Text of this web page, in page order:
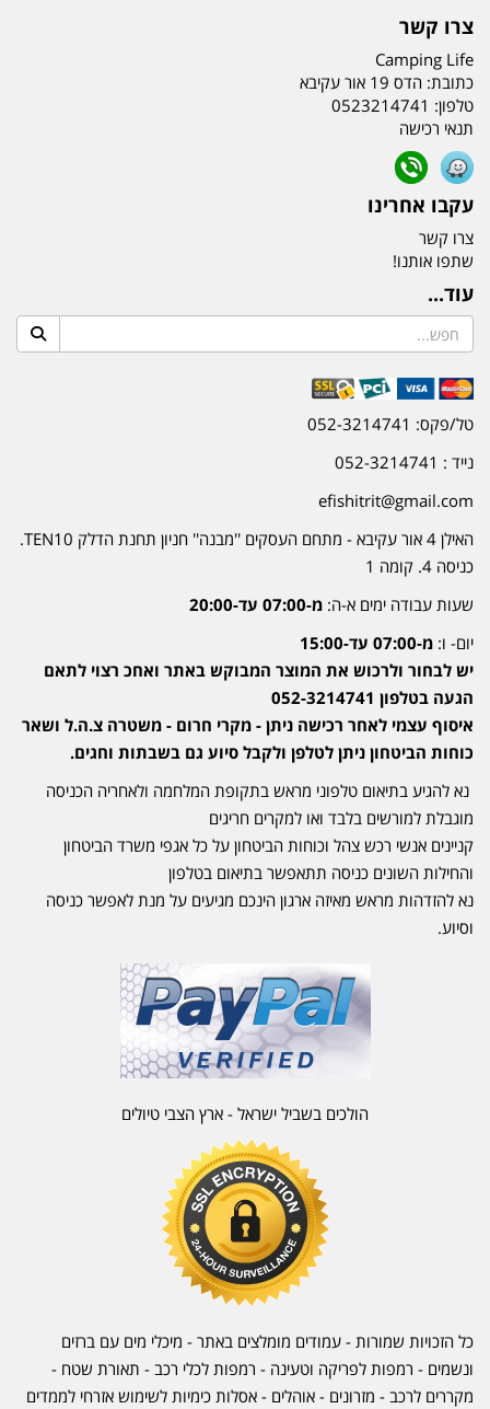
צרו קשר
Camping Life
כתובת: הדס 19 אור עקיבא
טלפון: 0523214741
תנאי רכישה
עקבו אחרינו
צרו קשר
שתפו אותנו!
עוד...
טל/פקס: 052-3214741
נייד : 052-3214741
efishitrit@gmail.com
האילן 4 אור עקיבא - מתחם העסקים ''מבנה'' חניון תחנת הדלק TEN10.
כניסה 4. קומה 1
שעות עבודה ימים א-ה: מ-07:00 עד-20:00
יום- ו: מ-07:00 עד-15:00
יש לבחור ולרכוש את המוצר המבוקש באתר ואחכ רצוי לתאם
הגעה בטלפון 052-3214741
איסוף עצמי לאחר רכישה ניתן - מקרי חרום - משטרה צ.ה.ל ושאר
כוחות הביטחון ניתן לטלפן ולקבל סיוע גם בשבתות וחגים.
נא להגיע בתיאום טלפוני מראש בתקופת המלחמה ולאחריה הכניסה
מוגבלת למורשים בלבד ואו למקרים חריגים
קניינים אנשי רכש צהל וכוחות הביטחון על כל אגפי משרד הביטחון
והחילות השונים כניסה תתאפשר בתיאום בטלפון
נא להזדהות מראש מאיזה ארגון הינכם מגיעים על מנת לאפשר כניסה
וסיוע.
הולכים בשביל ישראל - ארץ הצבי טיולים
כל הזכויות שמורות - עמודים מומלצים באתר - מיכלי מים עם ברזים
ונשמים - רמפות לפריקה וטעינה - רמפות לכלי רכב - תאורת שטח -
מקררים לרכב - מזרונים - אוהלים - אסלות כימיות לשימוש אזרחי לממדים